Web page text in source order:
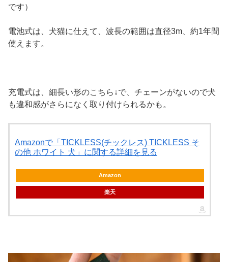
です）
電池式は、犬猫に仕えて、波長の範囲は直径3m、約1年間
使えます。
充電式は、細長い形のこちら↓で、チェーンがないので犬
も違和感がさらになく取り付けられるかも。
Amazonで「TICKLESS(チックレス) TICKLESS そ
の他 ホワイト 犬」に関する詳細を見る
Amazon
楽天